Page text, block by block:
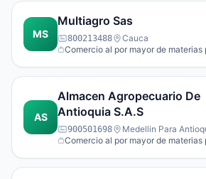
MS
Multiagro Sas
800213488
Cauca
Comercio al por mayor de materias
AS
Almacen Agropecuario De
Antioquia S.A.S
900501698
Medellin Para
Comercio al por mayor de materias